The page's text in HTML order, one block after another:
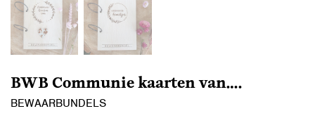
BWB Communie kaarten van….
BEWAARBUNDELS